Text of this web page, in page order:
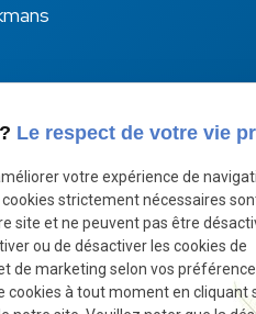
Le respect de votre vie
votre expérience de
strictement nécessaires
site et ne peuvent pas être
ou de désactiver les cookies de
de marketing selon vos
à tout moment en cliquant